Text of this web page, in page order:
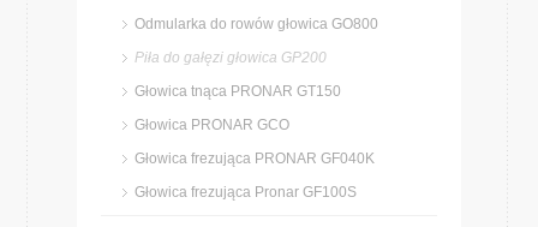
Odmularka do rowów głowica GO800
Piła do gałęzi głowica GP200
Głowica tnąca PRONAR GT150
Głowica PRONAR GCO
Głowica frezująca PRONAR GF040K
Głowica frezująca Pronar GF100S